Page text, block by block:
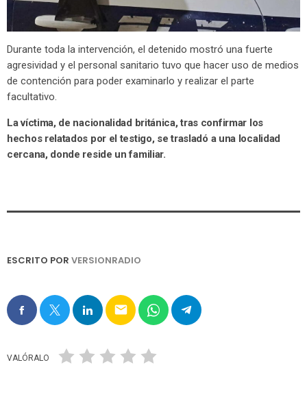
Durante toda la intervención, el detenido mostró una fuerte
agresividad y el personal sanitario tuvo que hacer uso de medios
de contención para poder examinarlo y realizar el parte
facultativo.
La víctima, de nacionalidad británica, tras confirmar los
hechos relatados por el testigo, se trasladó a una localidad
cercana, donde reside un familiar.
ESCRITO POR VERSIONRADIO
email
VALÓRALO